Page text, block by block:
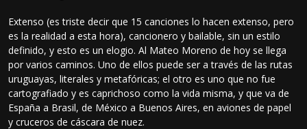
Extenso (es triste decir que 15 canciones lo hacen extenso, pero
es la realidad a esta hora), cancionero y bailable, sin un estilo
definido, y esto es un elogio. Al Mateo Moreno de hoy se llega
por varios caminos. Uno de ellos puede ser a través de las rutas
uruguayas, literales y metafóricas; el otro es uno que no fue
cartografiado y es caprichoso como la vida misma, y que va de
España a Brasil, de México a Buenos Aires, en aviones de papel
y cruceros de cáscara de nuez.